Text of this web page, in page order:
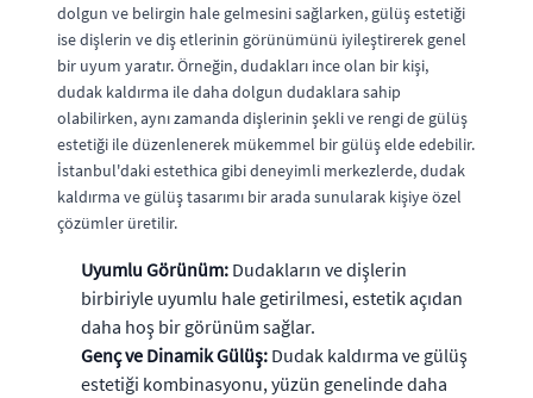
dolgun ve belirgin hale gelmesini sağlarken, gülüş estetiği
ise dişlerin ve diş etlerinin görünümünü iyileştirerek genel
bir uyum yaratır. Örneğin, dudakları ince olan bir kişi,
dudak kaldırma ile daha dolgun dudaklara sahip
olabilirken, aynı zamanda dişlerinin şekli ve rengi de gülüş
estetiği ile düzenlenerek mükemmel bir gülüş elde edebilir.
İstanbul'daki estethica gibi deneyimli merkezlerde, dudak
kaldırma ve gülüş tasarımı bir arada sunularak kişiye özel
çözümler üretilir.
Uyumlu Görünüm: Dudakların ve dişlerin
birbiriyle uyumlu hale getirilmesi, estetik açıdan
daha hoş bir görünüm sağlar.
Genç ve Dinamik Gülüş: Dudak kaldırma ve gülüş
estetiği kombinasyonu, yüzün genelinde daha